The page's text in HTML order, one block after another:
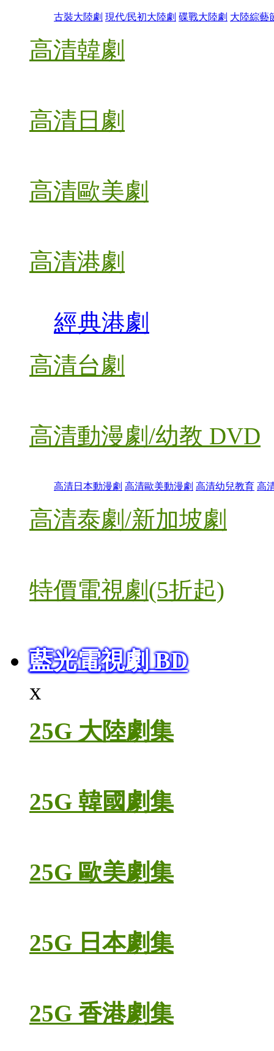
古裝大陸劇 現代/民初大陸劇 碟戰大陸劇 大陸綜藝
高清韓劇
高清日劇
高清歐美劇
高清港劇
經典港劇
高清台劇
高清動漫劇/幼教 DVD
高清日本動漫劇 高清歐美動漫劇 高清幼兒教育 高
高清泰劇/新加坡劇
特價電視劇(5折起)
藍光電視劇 BD
x
25G 大陸劇集
25G 韓國劇集
25G 歐美劇集
25G 日本劇集
25G 香港劇集